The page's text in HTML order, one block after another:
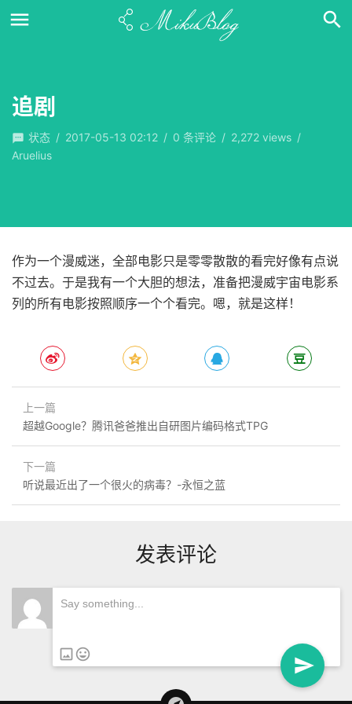
追剧
状态 / 2017-05-13 02:12 / 0 条评论 / 2,272 views /
Aruelius
作为一个漫威迷，全部电影只是零零散散的看完好像有点说
不过去。于是我有一个大胆的想法，准备把漫威宇宙电影系
列的所有电影按照顺序一个个看完。嗯，就是这样！
上一篇
超越Google？腾讯爸爸推出自研图片编码格式TPG
下一篇
听说最近出了一个很火的病毒？-永恒之蓝
发表评论
